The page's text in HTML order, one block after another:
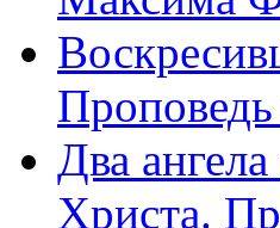
Два
Христа.